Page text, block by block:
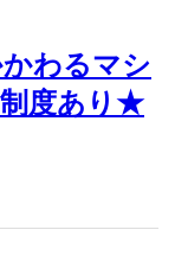
わるマシ
制度あり★